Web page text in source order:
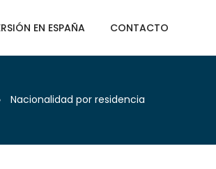
EN ESPAÑA CONTACTO
Nacionalidad por residencia